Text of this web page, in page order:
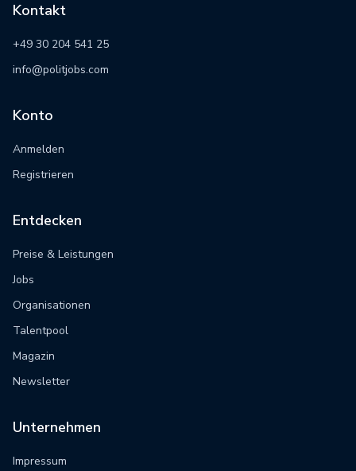
Kontakt
+49 30 204 541 25
info@politjobs.com
Konto
Anmelden
Registrieren
Entdecken
Preise & Leistungen
Jobs
Organisationen
Talentpool
Magazin
Newsletter
Unternehmen
Impressum